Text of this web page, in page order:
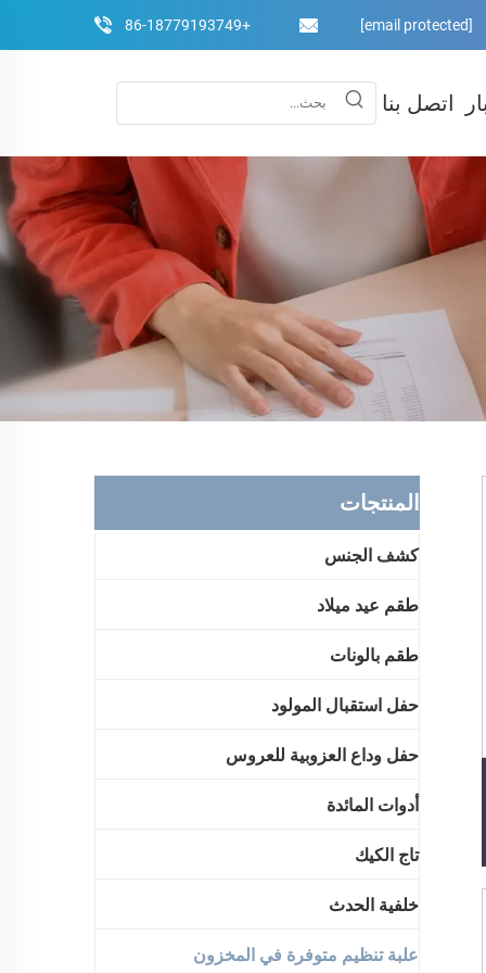
+86-18779193749 [email protected]
اتصل بنا
المنتجات
كشف الجنس
طقم عيد ميلاد
طقم بالونات
حفل استقبال المولود
حفل وداع العزوبية للعروس
أدوات المائدة
تاج الكيك
خلفية الحدث
علبة تنظيم متوفرة في المخزون